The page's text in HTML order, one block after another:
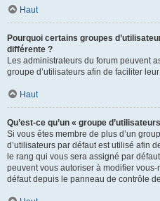
Haut
Pourquoi certains groupes
différente ?
Les administrateurs du forum peuvent
groupe d’utilisateurs afin de faciliter
Haut
Qu’est-ce qu’un « groupe
Si vous êtes membre de plus d’un
d’utilisateurs par défaut est utilisé afin
le rang qui vous sera assigné par
peuvent vous autoriser à modifier
défaut depuis le panneau de contrôle